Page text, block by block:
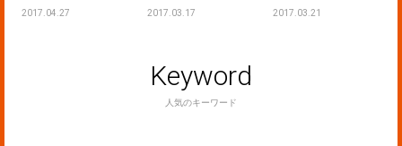
2017.04.27 2017.03.17 2017.03.21
Keyword
人気のキーワード